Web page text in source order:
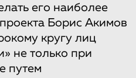
его наиболее
Борис Акимов
кругу лиц
не только при
путем